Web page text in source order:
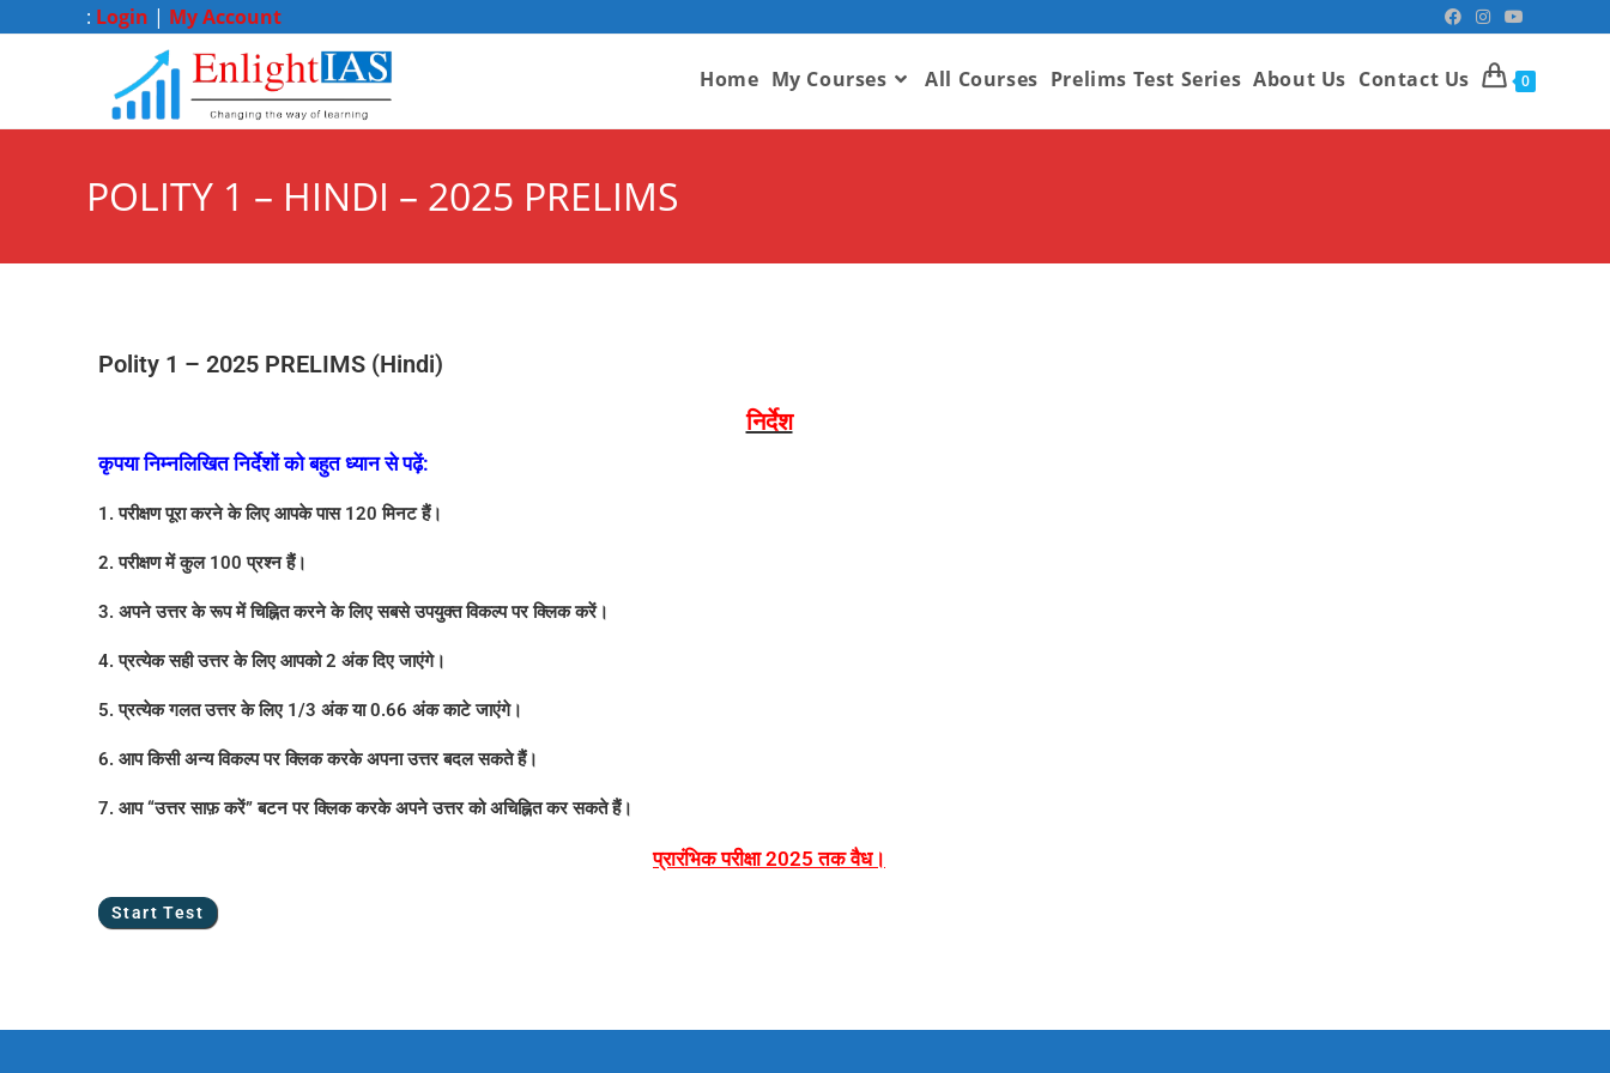
: Login | My Account
Home My Courses All Courses Prelims Test Series About Us Contact Us 0
POLITY 1 – HINDI – 2025 PRELIMS
Polity 1 – 2025 PRELIMS (Hindi)
निर्देश
कृपया निम्नलिखित निर्देशों को बहुत ध्यान से पढ़ें:
1. परीक्षण पूरा करने के लिए आपके पास 120 मिनट हैं।
2. परीक्षण में कुल 100 प्रश्न हैं।
3. अपने उत्तर के रूप में चिह्नित करने के लिए सबसे उपयुक्त विकल्प पर क्लिक करें।
4. प्रत्येक सही उत्तर के लिए आपको 2 अंक दिए जाएंगे।
5. प्रत्येक गलत उत्तर के लिए 1/3 अंक या 0.66 अंक काटे जाएंगे।
6. आप किसी अन्य विकल्प पर क्लिक करके अपना उत्तर बदल सकते हैं।
7. आप “उत्तर साफ़ करें” बटन पर क्लिक करके अपने उत्तर को अचिह्नित कर सकते हैं।
प्रारंभिक परीक्षा 2025 तक वैध।